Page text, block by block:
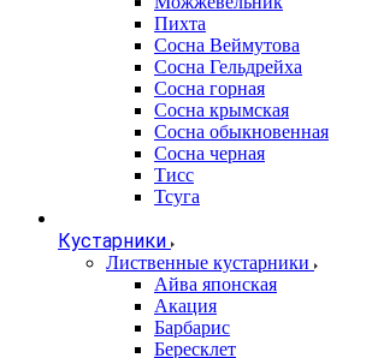
Пихта
Сосна Веймутова
Сосна Гельдрейха
Сосна горная
Сосна крымская
Сосна обыкновенная
Сосна черная
Тисс
Тсуга
Кустарники
Лиственные кустарники
Айва японская
Акация
Барбарис
Бересклет